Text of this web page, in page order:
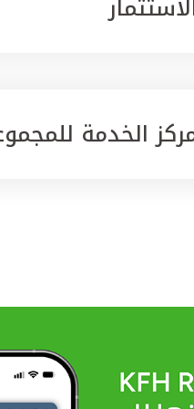
الخدمة